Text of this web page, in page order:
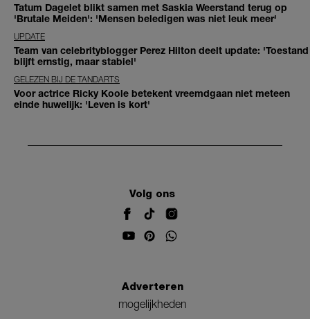
Tatum Dagelet blikt samen met Saskia Weerstand terug op
'Brutale Meiden': 'Mensen beledigen was niet leuk meer'
UPDATE
Team van celebrityblogger Perez Hilton deelt update: 'Toestand
blijft ernstig, maar stabiel'
GELEZEN BIJ DE TANDARTS
Voor actrice Ricky Koole betekent vreemdgaan niet meteen
einde huwelijk: 'Leven is kort'
Volg ons
Adverteren
mogelijkheden